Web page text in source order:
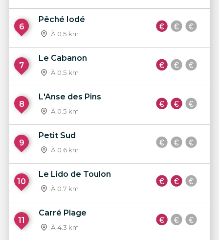
6
Pêché Iodé
À 0.5 km
7
Le Cabanon
À 0.5 km
8
L'Anse des Pins
À 0.5 km
9
Petit Sud
À 0.6 km
10
Le Lido de Toulon
À 0.7 km
11
Carré Plage
À 4.3 km